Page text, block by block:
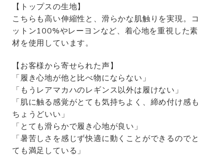
【トップスの生地】
こちらも高い伸縮性と、滑らかな肌触りを実現。コ
ットン100%やレーヨンなど、着心地を重視した素
材を使用しています。
【お客様から寄せられた声】
「履き心地が他と比べ物にならない」
「もうレアマカハのレギンス以外は履けない」
「肌に触る感覚がとても気持ちよく、締め付け感も
ちょうどいい」
「とても滑らかで履き心地が良い」
「暑苦しさを感じず快適に動くことができるのでと
ても満足している」